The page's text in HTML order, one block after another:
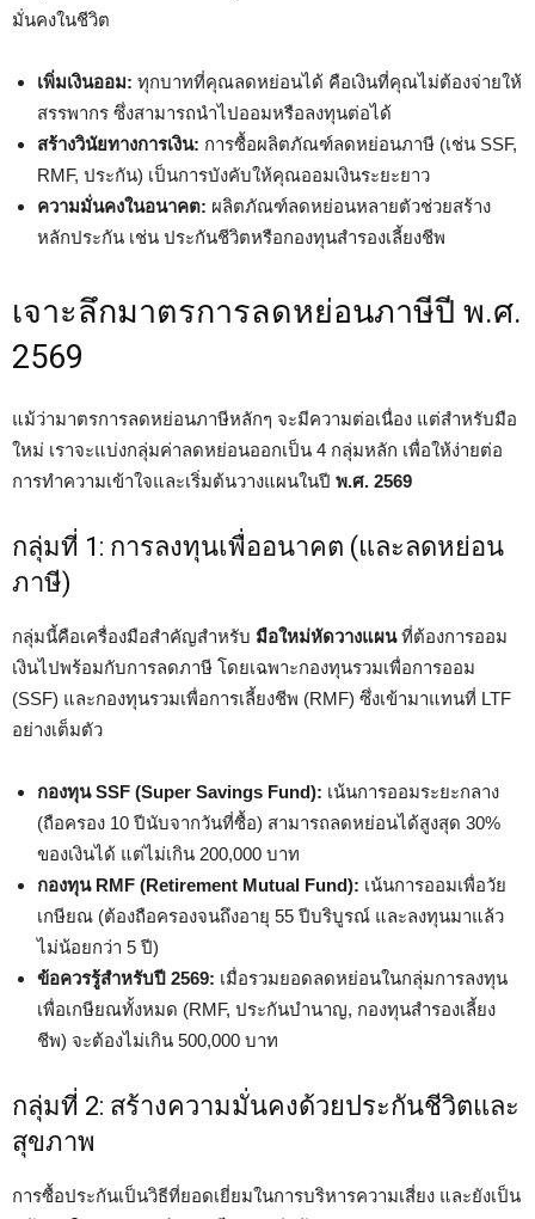
มั่นคงในชีวิต
เพิ่มเงินออม: ทุกบาทที่คุณลดหย่อนได้ คือเงินที่คุณไม่ต้องจ่ายให้
สรรพากร ซึ่งสามารถนำไปออมหรือลงทุนต่อได้
สร้างวินัยทางการเงิน: การซื้อผลิตภัณฑ์ลดหย่อนภาษี (เช่น SSF,
RMF, ประกัน) เป็นการบังคับให้คุณออมเงินระยะยาว
ความมั่นคงในอนาคต: ผลิตภัณฑ์ลดหย่อนหลายตัวช่วยสร้าง
หลักประกัน เช่น ประกันชีวิตหรือกองทุนสำรองเลี้ยงชีพ
เจาะลึกมาตรการลดหย่อนภาษีปี พ.ศ.
2569
แม้ว่ามาตรการลดหย่อนภาษีหลักๆ จะมีความต่อเนื่อง แต่สำหรับมือ
ใหม่ เราจะแบ่งกลุ่มค่าลดหย่อนออกเป็น 4 กลุ่มหลัก เพื่อให้ง่ายต่อ
การทำความเข้าใจและเริ่มต้นวางแผนในปี พ.ศ. 2569
กลุ่มที่ 1: การลงทุนเพื่ออนาคต (และลดหย่อน
ภาษี)
กลุ่มนี้คือเครื่องมือสำคัญสำหรับ มือใหม่หัดวางแผนที่ต้องการออม
เงินไปพร้อมกับการลดภาษี โดยเฉพาะกองทุนรวมเพื่อการออม
(SSF) และกองทุนรวมเพื่อการเลี้ยงชีพ (RMF) ซึ่งเข้ามาแทนที่ LTF
อย่างเต็มตัว
กองทุน SSF (Super Savings Fund): เน้นการออมระยะกลาง
(ถือครอง 10 ปีนับจากวันที่ซื้อ) สามารถลดหย่อนได้สูงสุด 30%
ของเงินได้ แต่ไม่เกิน 200,000 บาท
กองทุน RMF (Retirement Mutual Fund): เน้นการออมเพื่อวัย
เกษียณ (ต้องถือครองจนถึงอายุ 55 ปีบริบูรณ์ และลงทุนมาแล้ว
ไม่น้อยกว่า 5 ปี)
ข้อควรรู้สำหรับปี 2569: เมื่อรวมยอดลดหย่อนในกลุ่มการลงทุน
เพื่อเกษียณทั้งหมด (RMF, ประกันบำนาญ, กองทุนสำรองเลี้ยง
ชีพ) จะต้องไม่เกิน 500,000 บาท
กลุ่มที่ 2: สร้างความมั่นคงด้วยประกันชีวิตและ
สุขภาพ
การซื้อประกันเป็นวิธีที่ยอดเยี่ยมในการบริหารความเสี่ยง และยังเป็น